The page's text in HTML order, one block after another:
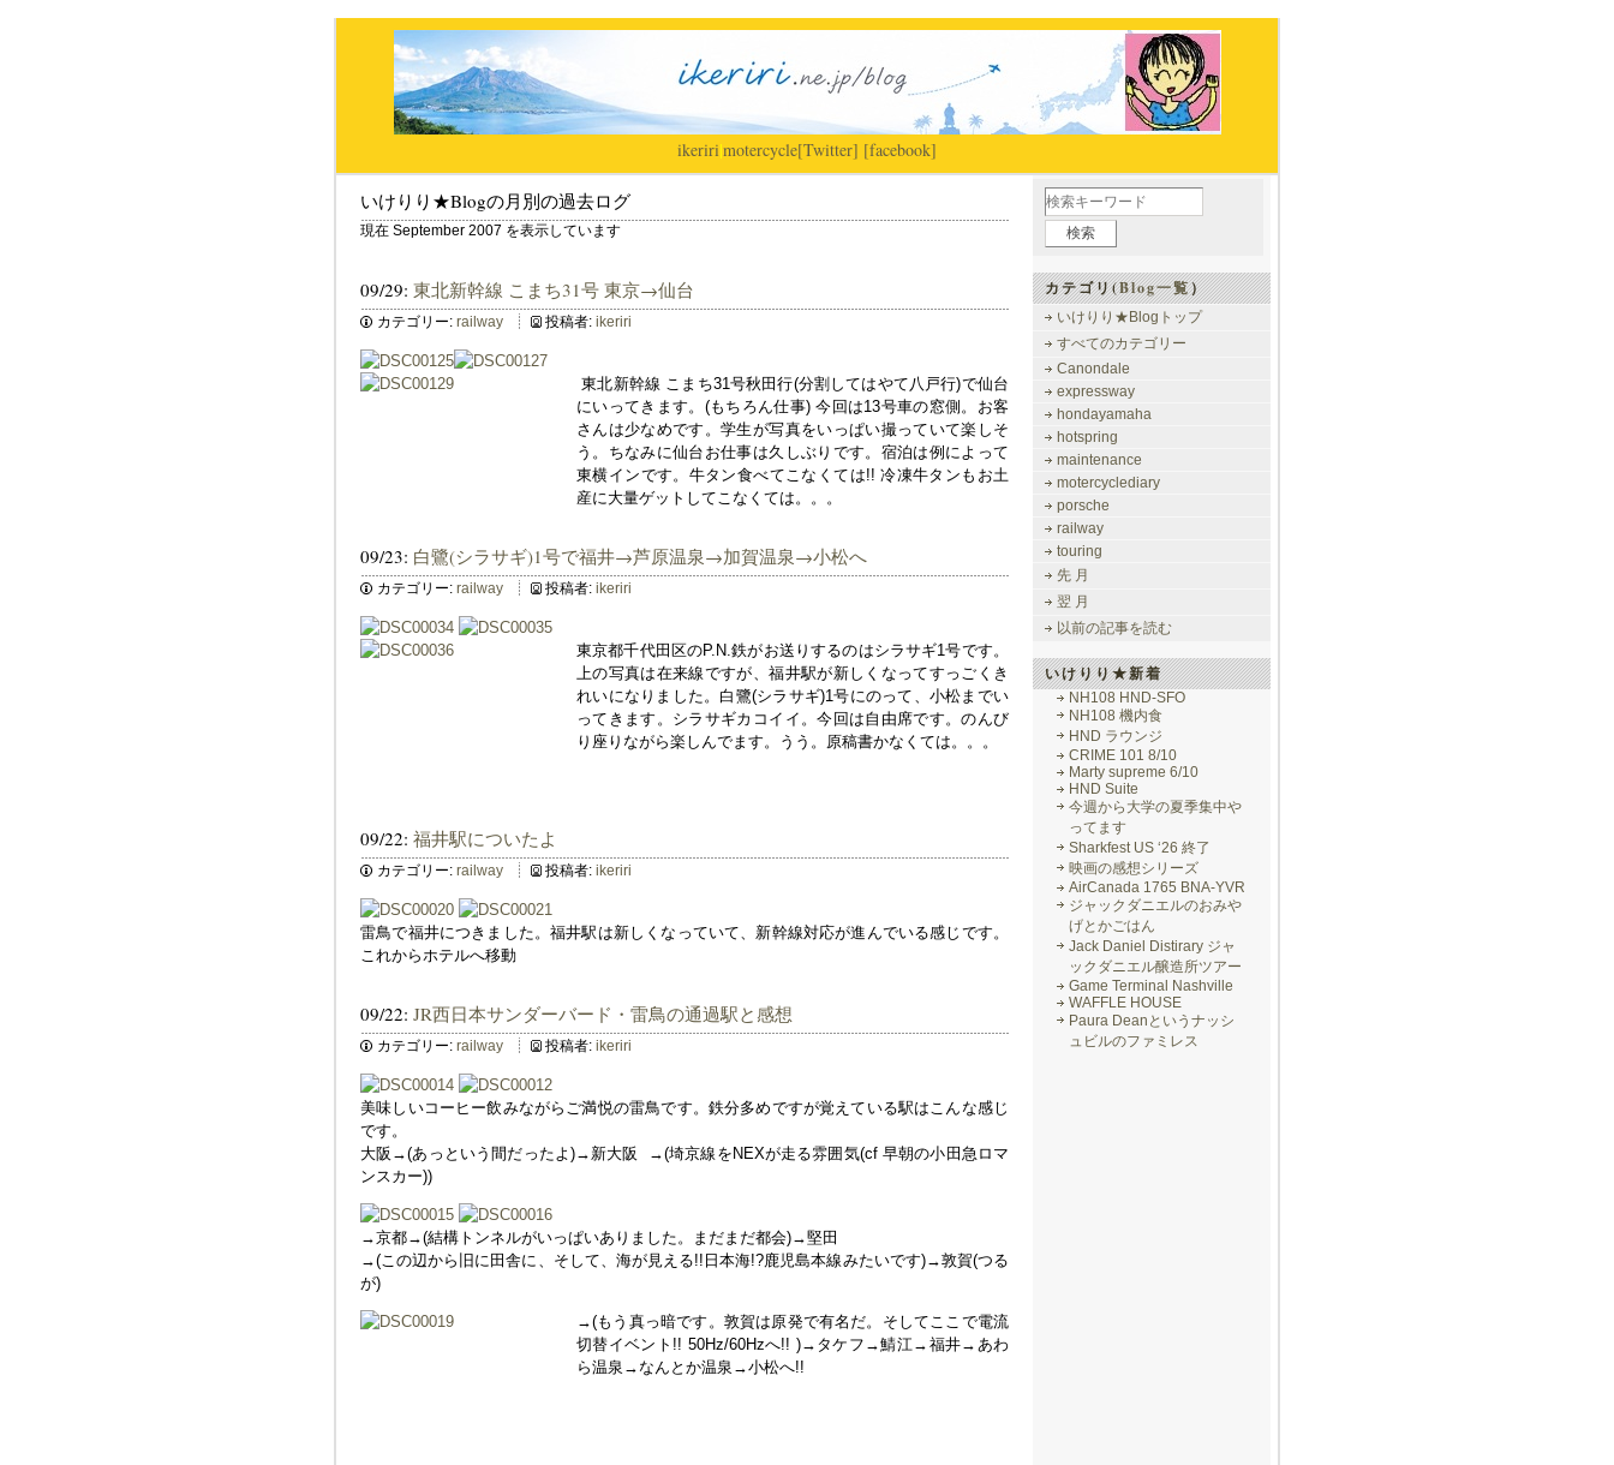
ikeriri|motercycle[Twitter] [facebook]
いけりり★Blogの月別の過去ログ
現在 September 2007 を表示しています
09/29: 東北新幹線 こまち31号 東京→仙台
カテゴリー: railway 投稿者: ikeriri
東北新幹線 こまち31号秋田行(分割してはやて八戸行)で仙台
にいってきます。(もちろん仕事) 今回は13号車の窓側。お客
さんは少なめです。学生が写真をいっぱい撮っていて楽しそ
う。ちなみに仙台お仕事は久しぶりです。宿泊は例によって
東横インです。牛タン食べてこなくては!! 冷凍牛タンもお土
産に大量ゲットしてこなくては。。。
09/23: 白鷺(シラサギ)1号で福井→芦原温泉→加賀温泉→小松へ
カテゴリー: railway 投稿者: ikeriri
東京都千代田区のP.N.鉄がお送りするのはシラサギ1号です。
上の写真は在来線ですが、福井駅が新しくなってすっごくき
れいになりました。白鷺(シラサギ)1号にのって、小松までい
ってきます。シラサギカコイイ。今回は自由席です。のんび
り座りながら楽しんでます。うう。原稿書かなくては。。。
09/22: 福井駅についたよ
カテゴリー: railway 投稿者: ikeriri
雷鳥で福井につきました。福井駅は新しくなっていて、新幹線対応が進んでいる感じです。
これからホテルへ移動
09/22: JR西日本サンダーバード・雷鳥の通過駅と感想
カテゴリー: railway 投稿者: ikeriri
美味しいコーヒー飲みながらご満悦の雷鳥です。鉄分多めですが覚えている駅はこんな感じ
です。
大阪→(あっという間だったよ)→新大阪
→(埼京線をNEXが走る雰囲気(cf 早朝の小田急ロマ
ンスカー))
→京都→(結構トンネルがいっぱいありました。まだまだ都会)→堅田
→(この辺から旧に田舎に、そして、海が見える!!日本海!?鹿児島本線みたいです)→敦賀(つる
が)
→(もう真っ暗です。敦賀は原発で有名だ。そしてここで電流
切替イベント!! 50Hz/60Hzへ!! )→タケフ→鯖江→福井→あわ
ら温泉→なんとか温泉→小松へ!!
カテゴリ(Blog一覧）
いけりり★Blogトップ
すべてのカテゴリー
Canondale
expressway
hondayamaha
hotspring
maintenance
motercyclediary
porsche
railway
touring
先 月
翌 月
以前の記事を読む
いけりり★新着
NH108 HND-SFO
NH108 機内食
HND ラウンジ
CRIME 101 8/10
Marty supreme 6/10
HND Suite
今週から大学の夏季集中や
ってます
Sharkfest US ‘26 終了
映画の感想シリーズ
AirCanada 1765 BNA-YVR
ジャックダニエルのおみや
げとかごはん
Jack Daniel Distirary ジャ
ックダニエル醸造所ツアー
Game Terminal Nashville
WAFFLE HOUSE
Paura Deanというナッシ
ュビルのファミレス